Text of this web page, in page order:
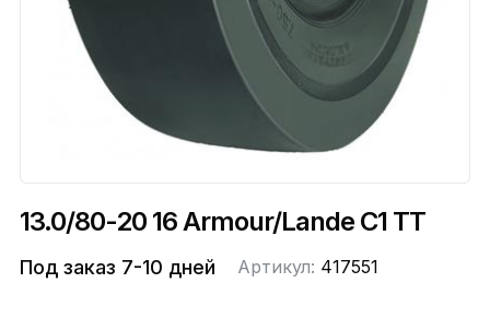
13.0/80-20 16 Armour/Lande C1 TT
Под заказ 7-10 дней Артикул: 417551